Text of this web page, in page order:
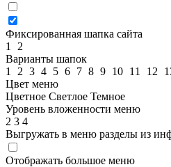
Фиксированная шапка сайта
1
2
Варианты шапок
1
2 3 4 5 6 7 8 9 10 11 12
Цвет меню
Цветное Светлое Темное
Уровень вложенности меню
2 3 4
Выгружать в меню разделы из
Отображать большое меню